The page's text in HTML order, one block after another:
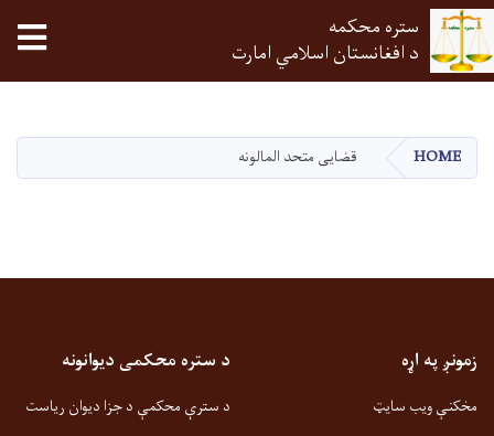
دانګل
ستره محکمه
د افغانستان اسلامي امارت
HOME قضایی متحد المالونه
زمونږ په اړه
مخکنې ویب سایټ
د ستره محکمی دیوانونه
د سترې محکمې د جزا دیوان ریاست